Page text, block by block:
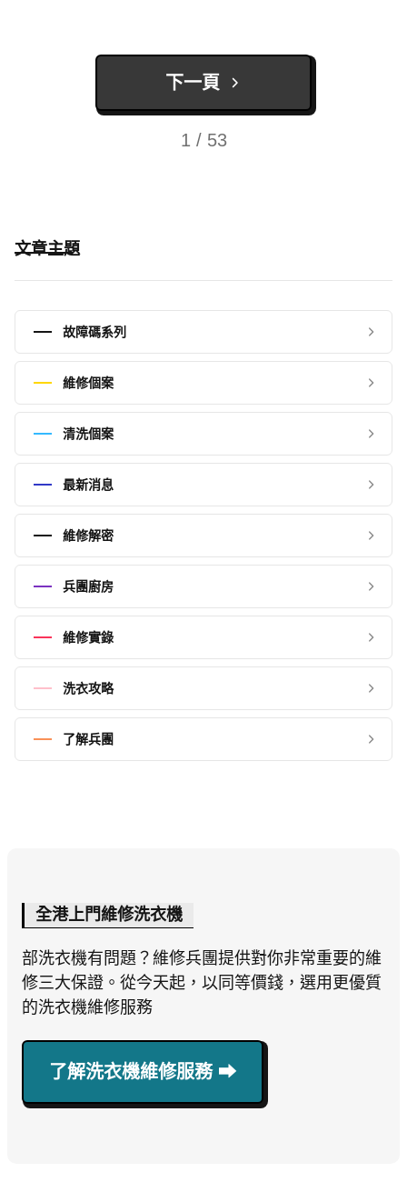
下一頁
1 / 53
文章主題
故障碼系列
維修個案
清洗個案
最新消息
維修解密
兵團廚房
維修實錄
洗衣攻略
了解兵團
全港上門維修洗衣機
部洗衣機有問題？維修兵團提供對你非常重要的維
修三大保證。從今天起，以同等價錢，選用更優質
的洗衣機維修服務
了解洗衣機維修服務 ⮕